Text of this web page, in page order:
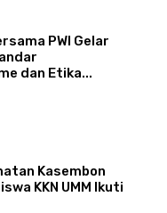
PWI Gelar
dan Etika...
Kasembon
KKN UMM Ikuti